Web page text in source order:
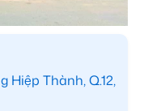
Hiệp Thành, Q.12,